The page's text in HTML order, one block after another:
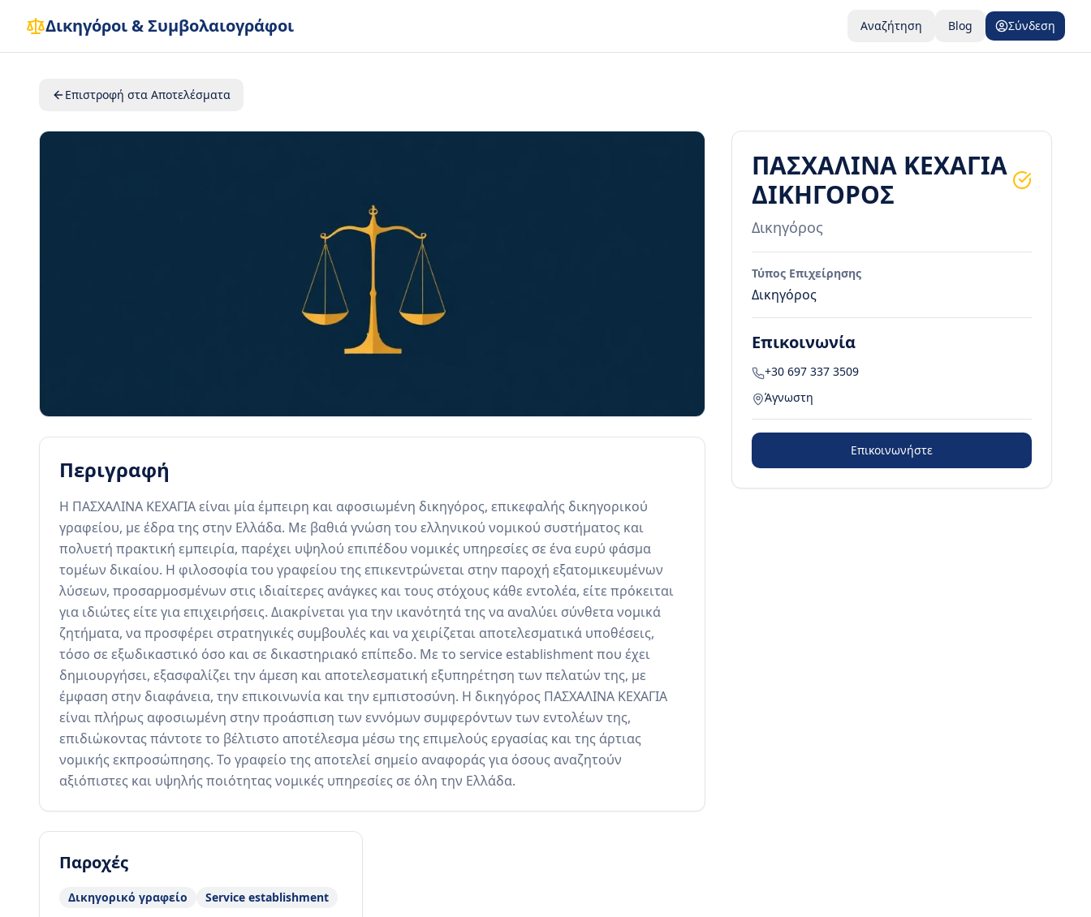
Δικηγόροι & Συμβολαιογράφοι Αναζήτηση Blog Σύνδεση
Επιστροφή στα Αποτελέσματα
Περιγραφή
Η ΠΑΣΧΑΛΙΝΑ ΚΕΧΑΓΙΑ είναι μία έμπειρη και αφοσιωμένη δικηγόρος, επικεφαλής δικηγορικού
γραφείου, με έδρα της στην Ελλάδα. Με βαθιά γνώση του ελληνικού νομικού συστήματος και
πολυετή πρακτική εμπειρία, παρέχει υψηλού επιπέδου νομικές υπηρεσίες σε ένα ευρύ φάσμα
τομέων δικαίου. Η φιλοσοφία του γραφείου της επικεντρώνεται στην παροχή εξατομικευμένων
λύσεων, προσαρμοσμένων στις ιδιαίτερες ανάγκες και τους στόχους κάθε εντολέα, είτε πρόκειται
για ιδιώτες είτε για επιχειρήσεις. Διακρίνεται για την ικανότητά της να αναλύει σύνθετα νομικά
ζητήματα, να προσφέρει στρατηγικές συμβουλές και να χειρίζεται αποτελεσματικά υποθέσεις,
τόσο σε εξωδικαστικό όσο και σε δικαστηριακό επίπεδο. Με το service establishment που έχει
δημιουργήσει, εξασφαλίζει την άμεση και αποτελεσματική εξυπηρέτηση των πελατών της, με
έμφαση στην διαφάνεια, την επικοινωνία και την εμπιστοσύνη. Η δικηγόρος ΠΑΣΧΑΛΙΝΑ ΚΕΧΑΓΙΑ
είναι πλήρως αφοσιωμένη στην προάσπιση των εννόμων συμφερόντων των εντολέων της,
επιδιώκοντας πάντοτε το βέλτιστο αποτέλεσμα μέσω της επιμελούς εργασίας και της άρτιας
νομικής εκπροσώπησης. Το γραφείο της αποτελεί σημείο αναφοράς για όσους αναζητούν
αξιόπιστες και υψηλής ποιότητας νομικές υπηρεσίες σε όλη την Ελλάδα.
Παροχές
Δικηγορικό γραφείο Service establishment
ΠΑΣΧΑΛΙΝΑ ΚΕΧΑΓΙΑ
ΔΙΚΗΓΟΡΟΣ
Δικηγόρος
Τύπος Επιχείρησης
Δικηγόρος
Επικοινωνία
+30 697 337 3509
Άγνωστη
Επικοινωνήστε